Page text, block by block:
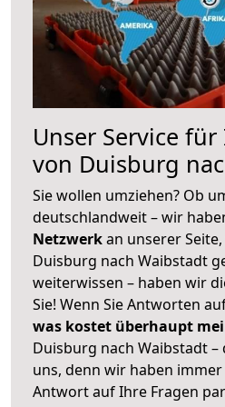
Unser Service
von Duisburg
Sie wollen umziehen? Ob
deutschlandweit – wir
Netzwerkan unserer
Duisburg nach Waibstadt
weiterwissen – haben wir
Sie! Wenn Sie Antworten
was kostet überhaupt
Duisburg nach Waibstadt –
uns, denn wir haben
Antwort auf Ihre Fragen